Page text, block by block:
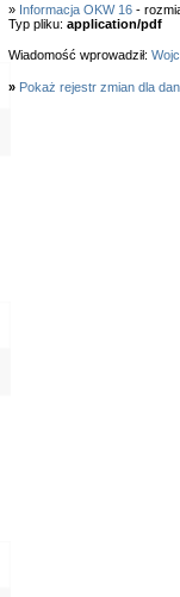
» Informacja OKW 16-
Typ pliku: application/pdf
Wiadomość wprowadził:
» Pokaż rejestr zmian dla